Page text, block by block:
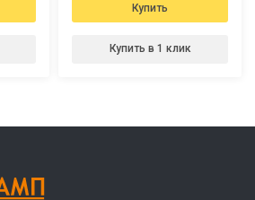
Купить
Купить в 1 клик